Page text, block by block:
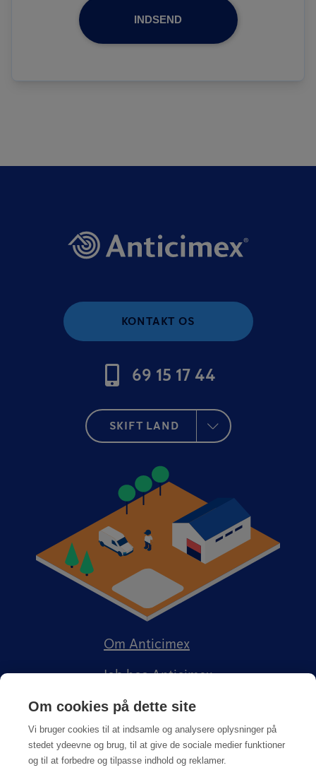
INDSEND
KONTAKT OS
69 15 17 44
SKIFT LAND
Om Anticimex
Job hos Anticimex
Om cookies på dette site
Vi bruger cookies til at indsamle og analysere oplysninger på
stedet ydeevne og brug, til at give de sociale medier funktioner
og til at forbedre og tilpasse indhold og reklamer.